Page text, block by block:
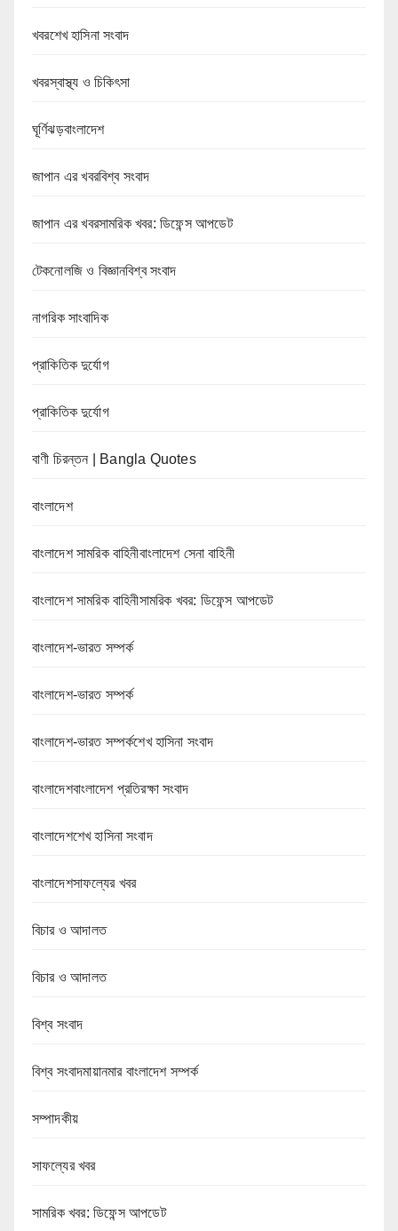
খবরশেখ হাসিনা সংবাদ
খবরস্বাস্থ্য ও চিকিৎসা
ঘূর্ণিঝড়বাংলাদেশ
জাপান এর খবরবিশ্ব সংবাদ
জাপান এর খবরসামরিক খবর: ডিফেন্স আপডেট
টেকনোলজি ও বিজ্ঞানবিশ্ব সংবাদ
নাগরিক সাংবাদিক
প্রাকিতিক দুর্যোগ
প্রাকিতিক দুর্যোগ
বাণী চিরন্তন | Bangla Quotes
বাংলাদেশ
বাংলাদেশ সামরিক বাহিনীবাংলাদেশ সেনা বাহিনী
বাংলাদেশ সামরিক বাহিনীসামরিক খবর: ডিফেন্স আপডেট
বাংলাদেশ-ভারত সম্পর্ক
বাংলাদেশ-ভারত সম্পর্ক
বাংলাদেশ-ভারত সম্পর্কশেখ হাসিনা সংবাদ
বাংলাদেশবাংলাদেশ প্রতিরক্ষা সংবাদ
বাংলাদেশশেখ হাসিনা সংবাদ
বাংলাদেশসাফল্যের খবর
বিচার ও আদালত
বিচার ও আদালত
বিশ্ব সংবাদ
বিশ্ব সংবাদমায়ানমার বাংলাদেশ সম্পর্ক
সম্পাদকীয়
সাফল্যের খবর
সামরিক খবর: ডিফেন্স আপডেট